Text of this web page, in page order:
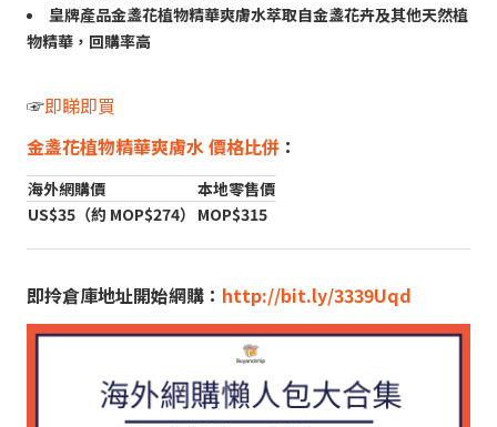
皇牌產品金盞花植物精華爽膚水萃取自金盞花卉及其他天然植
物精華，回購率高
☞即睇即買
金盞花植物精華爽膚水 價格比併 ：
海外網購價
本地零售價
US$35（約 MOP$274） MOP$315
即拎倉庫地址開始網購： http://bit.ly/3339Uqd